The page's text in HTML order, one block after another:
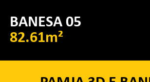
BANESA 05
82.61m²